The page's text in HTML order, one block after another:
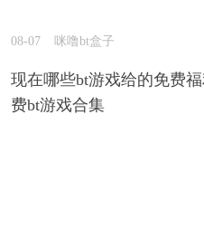
08-07 咪噜bt盒子
现在哪些bt游戏给的免费
费bt游戏合集